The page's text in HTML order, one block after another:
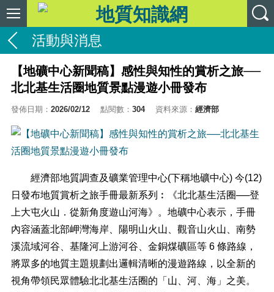
活動與消息
【地礦中心新聞稿】感性與知性的賞析之旅──
北北基生活圈地質景點漫遊小冊發布
發佈日期： 2026/02/12 點閱數： 304 資料來源： 經濟部
經濟部地質調查及礦業管理中心(下稱地礦中心) 今(12)
日發布地質賞析之旅手冊最新系列︰《北北基生活圈──登
上大屯火山．從新角度遊山河海》。地礦中心表示，手冊
內容涵蓋北部岬灣海岸、陽明山火山、觀音山火山、南勢
溪流域河谷、基隆河上游河谷、金銅煤礦區等 6 條路線，
將眾多的地質主題規劃出邏輯清晰的漫遊路線，以全新的
視⾓帶領⺠眾體驗北北基⽣活圈的「山、河、海」之美。